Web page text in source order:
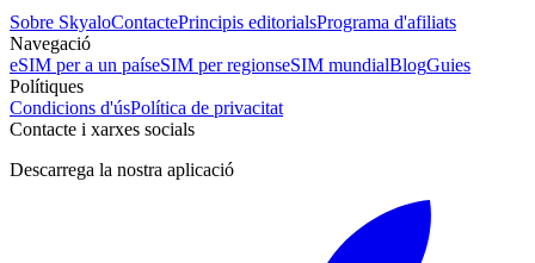
Sobre SkyaloContactePrincipis editorialsPrograma d'afiliats
Navegació
eSIM per a un paíseSIM per regionseSIM mundialBlogGuies
Polítiques
Condicions d'úsPolítica de privacitat
Contacte i xarxes socials
Descarrega la nostra aplicació